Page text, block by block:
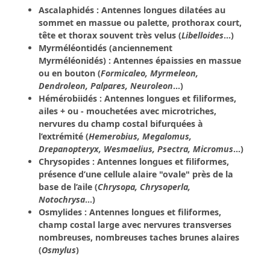
Ascalaphidés : Antennes longues dilatées au
sommet en massue ou palette, prothorax court,
tête et thorax souvent très velus (Libelloides...)
Myrméléontidés (anciennement
Myrméléonidés) : Antennes épaissies en massue
ou en bouton (Formicaleo, Myrmeleon,
Dendroleon, Palpares, Neuroleon...)
Hémérobiidés : Antennes longues et filiformes,
ailes + ou - mouchetées avec microtriches,
nervures du champ costal bifurquées à
l’extrémité (Hemerobius, Megalomus,
Drepanopteryx, Wesmaelius, Psectra, Micromus...)
Chrysopides : Antennes longues et filiformes,
présence d’une cellule alaire "ovale" près de la
base de l’aile (Chrysopa, Chrysoperla,
Notochrysa...)
Osmylides : Antennes longues et filiformes,
champ costal large avec nervures transverses
nombreuses, nombreuses taches brunes alaires
(Osmylus)